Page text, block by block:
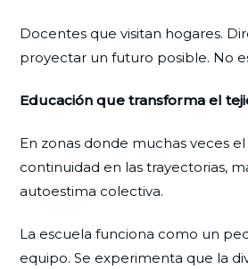
Docentes que visitan hogares.
proyectar un futuro posible. No
Educación que transforma el
En zonas donde muchas veces
continuidad en las trayectorias,
autoestima colectiva.
La escuela funciona como un
equipo. Se experimenta que la